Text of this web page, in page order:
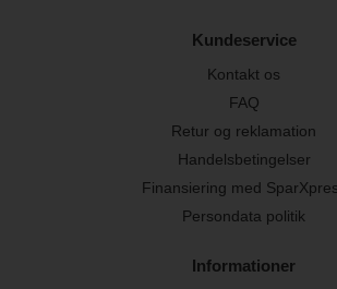
Kundeservice
Kontakt os
FAQ
Retur og reklamation
Handelsbetingelser
Finansiering med
Persondata politik
Informationer